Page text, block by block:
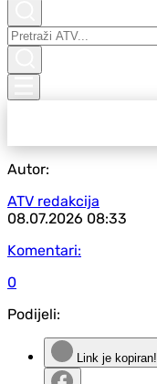
Autor:
ATV redakcija
08.07.2026 08:33
Komentari:
0
Podijeli:
Link je kopiran!